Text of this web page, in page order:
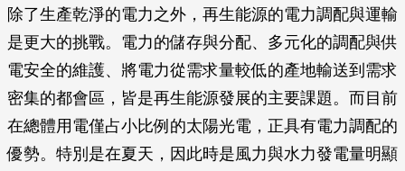
除了生產乾淨的電力之外，再生能源的電力調配與運輸
是更大的挑戰。電力的儲存與分配、多元化的調配與供
電安全的維護、將電力從需求量較低的產地輸送到需求
密集的都會區，皆是再生能源發展的主要課題。而目前
在總體用電僅占小比例的太陽光電，正具有電力調配的
優勢。特別是在夏天，因此時是風力與水力發電量明顯